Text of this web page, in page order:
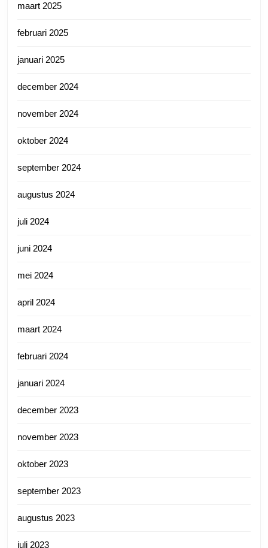
maart 2025
februari 2025
januari 2025
december 2024
november 2024
oktober 2024
september 2024
augustus 2024
juli 2024
juni 2024
mei 2024
april 2024
maart 2024
februari 2024
januari 2024
december 2023
november 2023
oktober 2023
september 2023
augustus 2023
juli 2023